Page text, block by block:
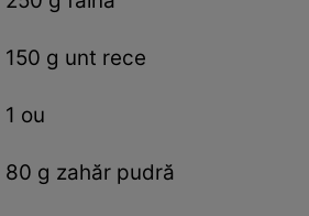
150 g unt rece
1 ou
80 g zahăr pudră